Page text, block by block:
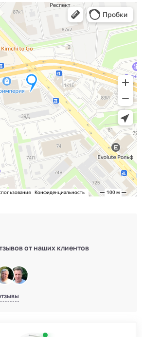
от наших клиентов